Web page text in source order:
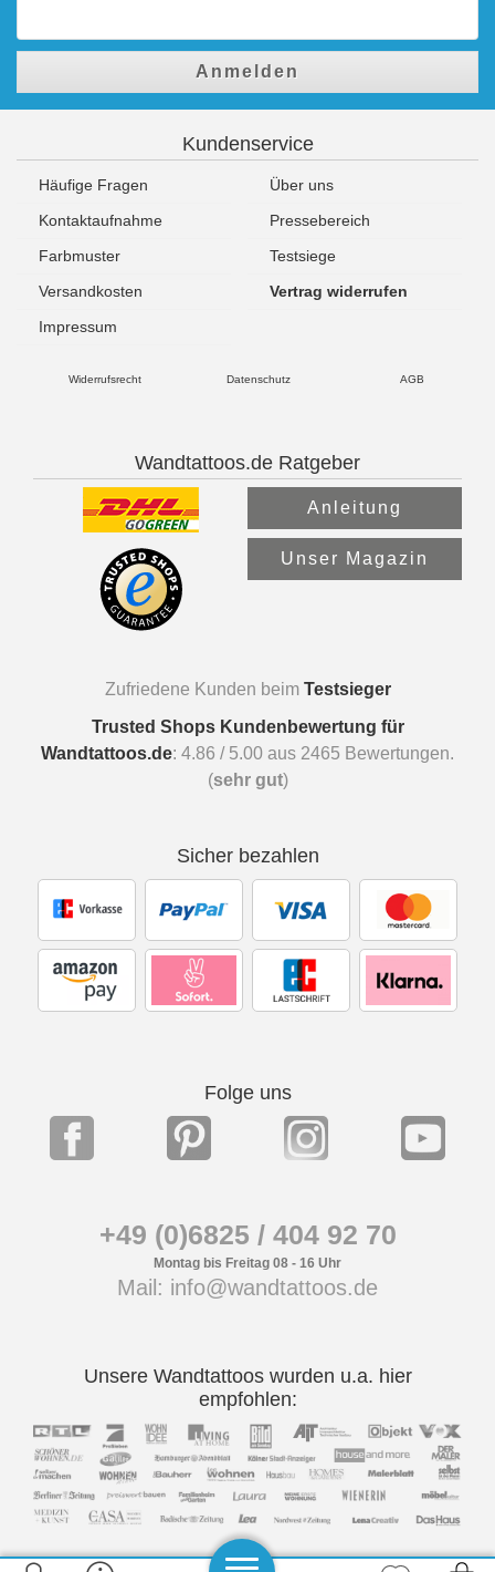
Anmelden
Kundenservice
Häufige Fragen
Über uns
Kontaktaufnahme
Pressebereich
Farbmuster
Testsiege
Versandkosten
Vertrag widerrufen
Impressum
Widerrufsrecht Datenschutz AGB
Wandtattoos.de Ratgeber
Anleitung
Unser Magazin
Zufriedene Kunden beim Testsieger
Trusted Shops Kundenbewertung für
Wandtattoos.de: 4.86 / 5.00 aus 2465 Bewertungen.
(sehr gut)
Sicher bezahlen
Folge uns
+49 (0)6825 / 404 92 70
Montag bis Freitag 08 - 16 Uhr
Mail: info@wandtattoos.de
Unsere Wandtattoos wurden u.a. hier
empfohlen: